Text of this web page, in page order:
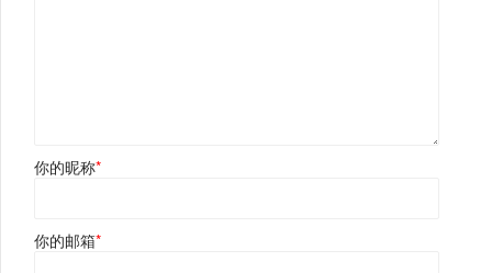
你的昵称*
你的邮箱*